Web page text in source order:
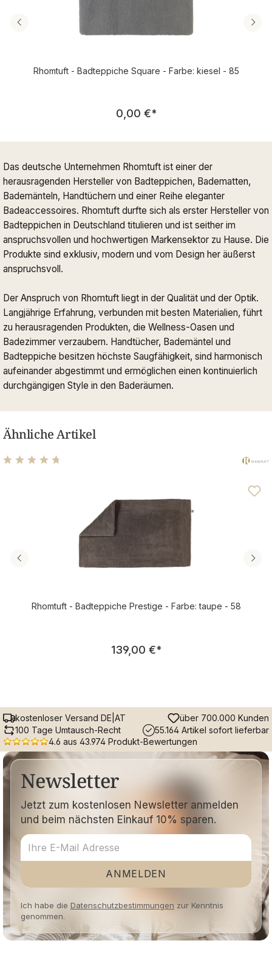
Rhomtuft - Badteppiche Square - Farbe: kiesel - 85
Regulärer Preis:
0,00 €*
Das deutsche Unternehmen Rhomtuft ist einer der
herausragenden Hersteller von Badteppichen, Badematten,
Bademänteln, Handtüchern und einer Reihe eleganter
Badeaccessoires. Rhomtuft durfte sich als erster Hersteller von
Badteppichen in Deutschland titulieren und ist seither im
anspruchsvollen und hochwertigen Markensektor zu Hause. Die
Produkte sind exklusiv, modern und vom Design her äußerst
anspruchsvoll.
Der Anspruch von Rhomtuft liegt in der Qualität und der Optik.
Langjährige Erfahrung, verbunden mit besten Materialien, führt
zu herausragenden Produkten, die Wellness-Oasen und
Badezimmer verzaubern. Handtücher, Bademäntel und
Badteppiche besitzen höchste Saugfähigkeit, sind harmonisch
aufeinander abgestimmt und ermöglichen einen kontinuierlich
durchgängigen Style in den Baderäumen.
Ähnliche Artikel
Rhomtuft - Badteppiche Prestige - Farbe: taupe - 58
Regulärer Preis:
139,00 €*
kostenloser Versand DE|AT
über 700.000 Kunden
100 Tage Umtausch-Recht
55.164 Artikel sofort lieferbar
4.6 aus 43.974 Produkt-Bewertungen
Newsletter
Jetzt zum kostenlosen Newsletter anmelden
und beim nächsten Einkauf 10% sparen.
ANMELDEN
Ich habe die Datenschutzbestimmungen zur Kenntnis
genommen.